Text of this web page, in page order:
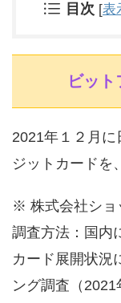
目次 [表
ビッ
2021年１２月
ジットカードを
※ 株式会社ショ
調査方法：国内
カード展開状況
ング調査（2021